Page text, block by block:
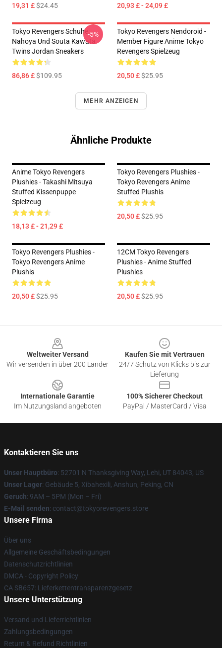
19,31 £$24.45 20,93 £ - 24,09 £
Tokyo Revengers Schuhe:
Nahoya Und Souta Kawata
Twins Jordan Sneakers
86,86 £$109.95
-5%
Tokyo Revengers Nendoroid -
Member Figure Anime Tokyo
Revengers Spielzeug
20,50 £$25.95
MEHR ANZEIGEN
Ähnliche Produkte
Anime Tokyo Revengers
Plushies - Takashi Mitsuya
Stuffed Kissenpuppe
Spielzeug
18,13 £ - 21,29 £
Tokyo Revengers Plushies -
Tokyo Revengers Anime
Stuffed Plushis
20,50 £$25.95
Tokyo Revengers Plushies -
Tokyo Revengers Anime
Plushis
20,50 £$25.95
12CM Tokyo Revengers
Plushies - Anime Stuffed
Plushies
20,50 £$25.95
Weltweiter Versand
Wir versenden in über 200 Länder
Kaufen Sie mit Vertrauen
24/7 Schutz von Klicks bis zur
Lieferung
Internationale Garantie
Im Nutzungsland angeboten
100% Sicherer Checkout
PayPal / MasterCard / Visa
Kontaktieren Sie uns
Unser Hauptbüro: 52701 N Thanksgiving Way, Lehi, UT 84043, US
Unser Lager: Gebäude 5, Xibahexili, Anshun, Peking, CN
Geruch: 9AM – 5PM (Mon – Fri)
E-Mail senden: contact@tokyorevengers.store
Unsere Firma
Über uns
Allgemeine Geschäftsbedingungen
Datenschutzrichtlinien
DMCA - Copyright Policy
CA SB657: Lieferkettentransparenzgesetz
Unsere Unterstützung
Versand und Lieferrichtlinien
Zahlungsbedingungen
Return & Refund Richtlinien